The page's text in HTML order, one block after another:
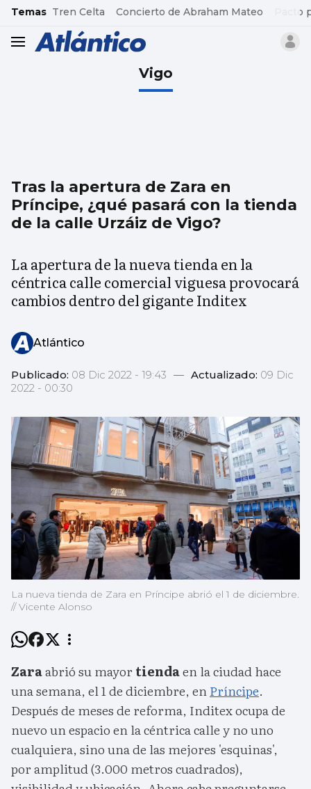
common.go-to-content
Temas Tren Celta Concierto de Abraham Mateo Pacto
header.menu.open
Vigo
Tras la apertura de Zara en
Príncipe, ¿qué pasará con la tienda
de la calle Urzáiz de Vigo?
La apertura de la nueva tienda en la
céntrica calle comercial viguesa provocará
cambios dentro del gigante Inditex
Atlántico
Publicado: 08 Dic 2022 - 19:43 — Actualizado: 09 Dic
2022 - 00:30
La nueva tienda de Zara en Príncipe abrió el 1 de diciembre.
// Vicente Alonso
Zaraabrió su mayortiendaen la ciudad hace
una semana, el 1 de diciembre, enPríncipe.
Después de meses de reforma, Inditex ocupa de
nuevo un espacio en la céntrica calle y no uno
cualquiera, sino una de las mejores 'esquinas',
por amplitud (3.000 metros cuadrados),